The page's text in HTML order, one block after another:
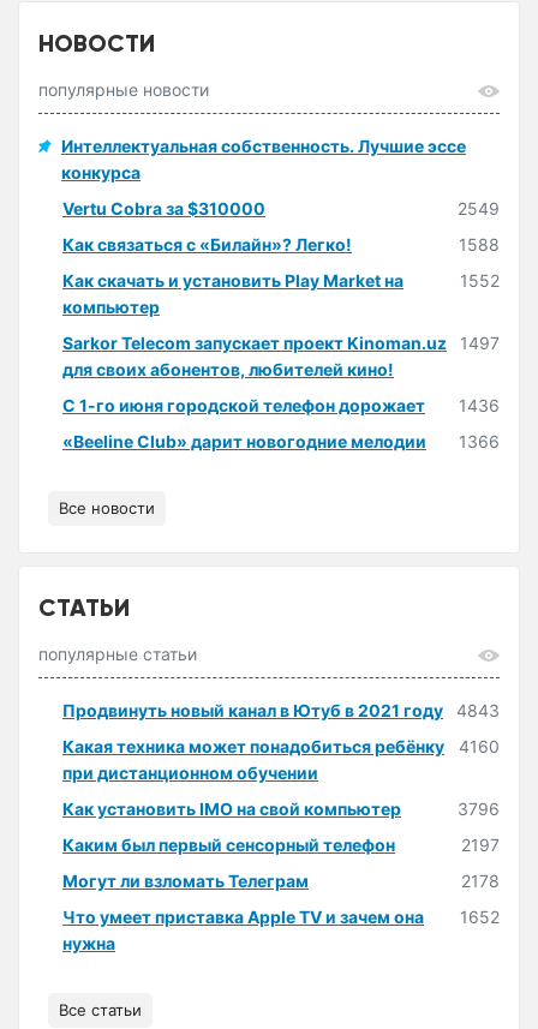
НОВОСТИ
популярные новости
Интеллектуальная собственность. Лучшие эссе
конкурса
Vertu Cobra за $310000
2549
Как связаться с «Билайн»? Легко!
1588
Как скачать и установить Play Market на
компьютер
1552
Sarkor Telecom запускает проект Kinoman.uz
для своих абонентов, любителей кино!
1497
С 1-го июня городской телефон дорожает
1436
«Beeline Club» дарит новогодние мелодии
1366
Все новости
СТАТЬИ
популярные статьи
Продвинуть новый канал в Ютуб в 2021 году
4843
Какая техника может понадобиться ребёнку
при дистанционном обучении
4160
Как установить IMO на свой компьютер
3796
Каким был первый сенсорный телефон
2197
Могут ли взломать Телеграм
2178
Что умеет приставка Apple TV и зачем она
нужна
1652
Все статьи